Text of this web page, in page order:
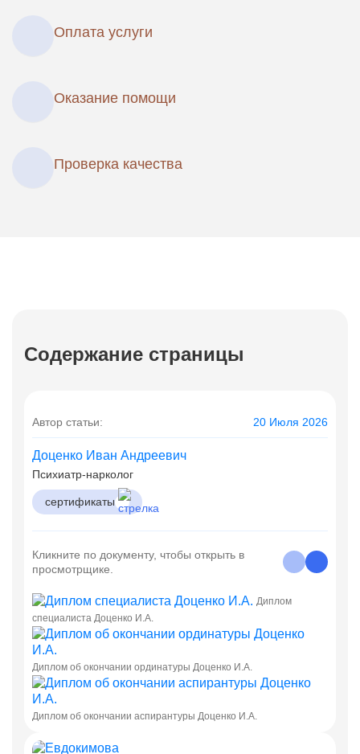
Оплата услуги
Оказание помощи
Проверка качества
Содержание страницы
Автор статьи: 20 Июля 2026
Доценко Иван Андреевич
Психиатр-нарколог
сертификаты
Кликните по документу, чтобы открыть в
просмотрщике.
Диплом
специалиста Доценко И.А.
Диплом об окончании ординатуры Доценко И.А.
Диплом об окончании аспирантуры Доценко И.А.